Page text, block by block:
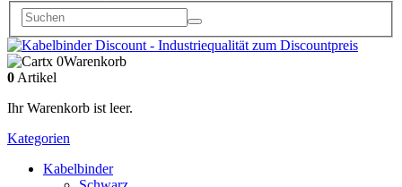
x 0Warenkorb
0 Artikel
Ihr Warenkorb ist leer.
Kategorien
Kabelbinder